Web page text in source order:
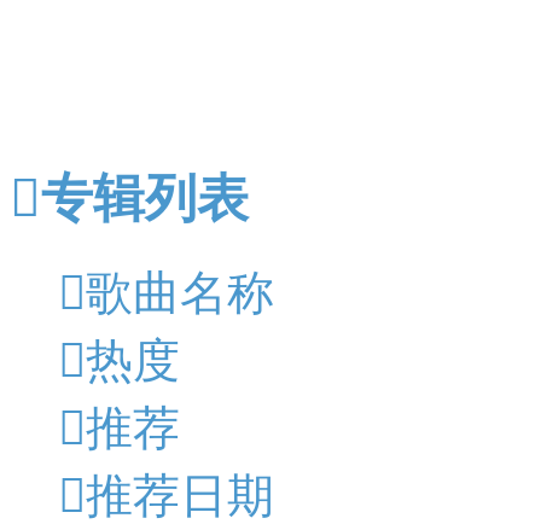
专辑列表
歌曲名称
热度
推荐
推荐日期